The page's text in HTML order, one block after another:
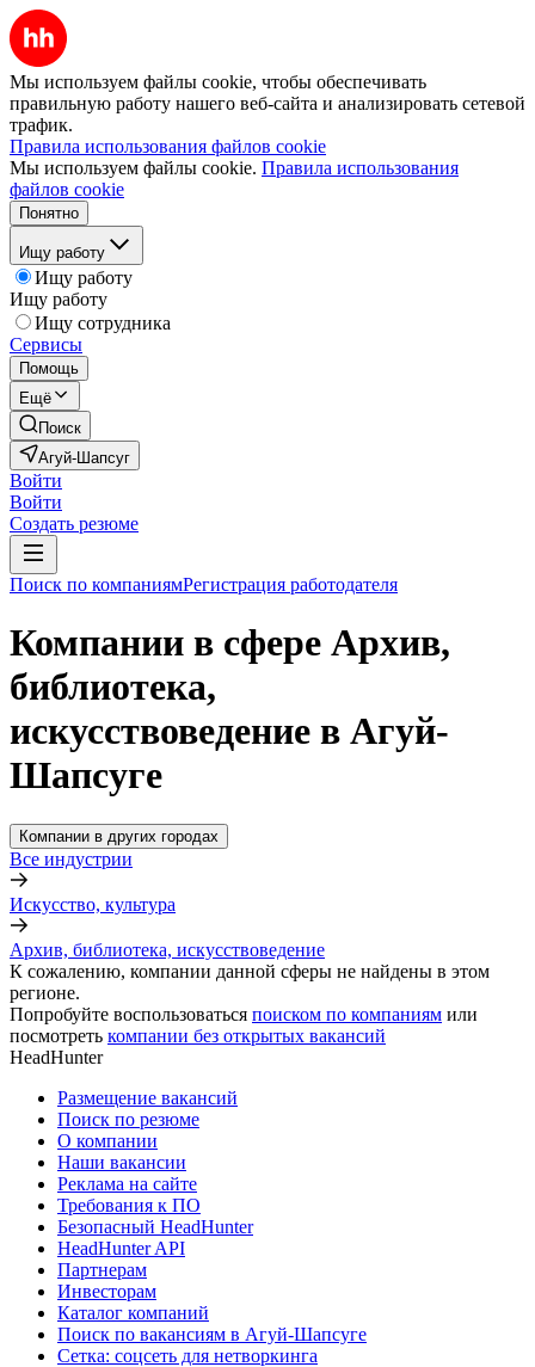
Мы используем файлы cookie, чтобы обеспечивать
правильную работу нашего веб-сайта и анализировать сетевой
трафик.
Правила использования файлов cookie
Мы используем файлы cookie. Правила использования
файлов cookie
Понятно
Ищу работу
Ищу работу
Ищу работу
Ищу сотрудника
Сервисы
Помощь
Ещё
Поиск
Агуй-Шапсуг
Войти
Войти
Создать резюме
Поиск по компаниямРегистрация работодателя
Компании в сфере Архив,
библиотека,
искусствоведение в Агуй-
Шапсуге
Компании в других городах
Все индустрии
Искусство, культура
Архив, библиотека, искусствоведение
К сожалению, компании данной сферы не найдены в этом
регионе.
Попробуйте воспользоваться поиском по компаниям или
посмотреть компании без открытых вакансий
HeadHunter
Размещение вакансий
Поиск по резюме
О компании
Наши вакансии
Реклама на сайте
Требования к ПО
Безопасный HeadHunter
HeadHunter API
Партнерам
Инвесторам
Каталог компаний
Поиск по вакансиям в Агуй-Шапсуге
Сетка: соцсеть для нетворкинга